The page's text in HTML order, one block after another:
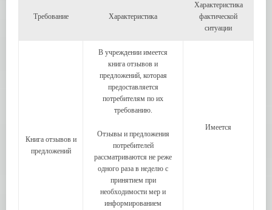
Требование Характеристика
Характеристика
фактической
ситуации
Книга отзывов и
предложений
В учреждении имеется
книга отзывов и
предложений, которая
предоставляется
потребителям по их
требованию.
Отзывы и предложения
потребителей
рассматриваются не реже
одного раза в неделю с
принятием при
необходимости мер и
информированием
Имеется